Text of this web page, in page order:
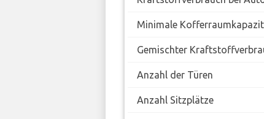
Minimale
Gemischter
Anzahl der Türen
Anzahl Sitzplätze